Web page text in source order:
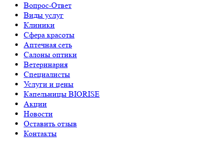
Вопрос-Ответ
Виды услуг
Клиники
Сфера красоты
Аптечная сеть
Салоны оптики
Ветеринария
Специалисты
Услуги и цены
Капельницы BIORISE
Акции
Новости
Оставить отзыв
Контакты